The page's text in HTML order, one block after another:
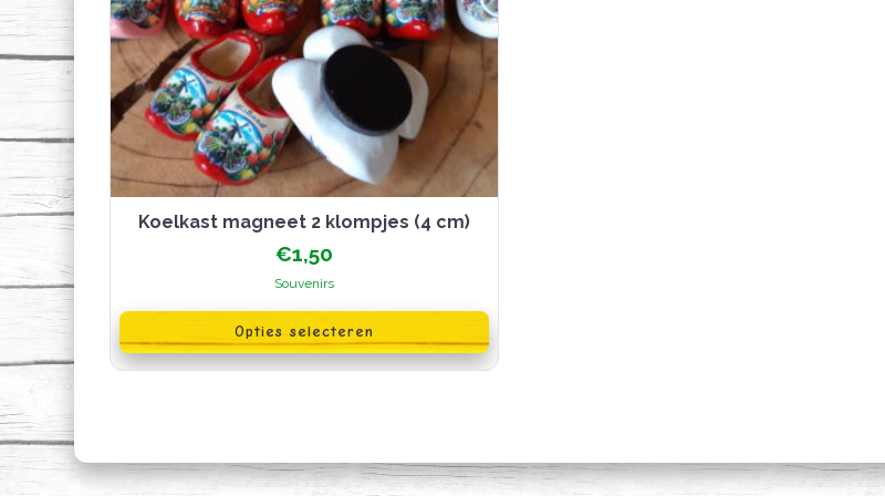
Koelkast magneet 2 klompjes (4 cm)
€1,50
Souvenirs
Opties selecteren
product
heeft
meerdere
variaties.
worden
op